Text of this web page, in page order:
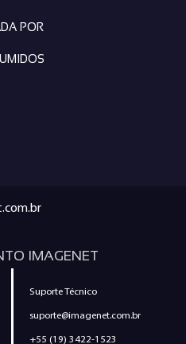
POR
IMAGENET
Suporte Técnico
suporte@imagenet.com.br
+55 (19) 3422-1523